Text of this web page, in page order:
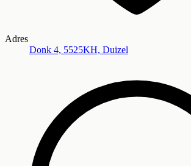
Adres
Donk 4, 5525KH, Duizel